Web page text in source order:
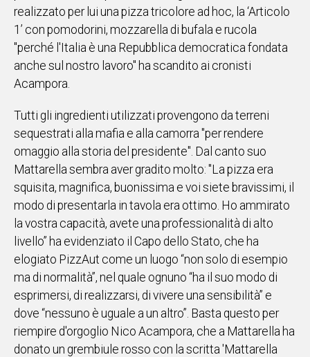
realizzato per lui una pizza tricolore ad hoc, la ‘Articolo
1’ con pomodorini, mozzarella di bufala e rucola
"perché l'Italia è una Repubblica democratica fondata
anche sul nostro lavoro" ha scandito ai cronisti
Acampora.
Tutti gli ingredienti utilizzati provengono da terreni
sequestrati alla mafia e alla camorra "per rendere
omaggio alla storia del presidente". Dal canto suo
Mattarella sembra aver gradito molto: "La pizza era
squisita, magnifica, buonissima e voi siete bravissimi, il
modo di presentarla in tavola era ottimo. Ho ammirato
la vostra capacità, avete una professionalità di alto
livello” ha evidenziato il Capo dello Stato, che ha
elogiato PizzAut come un luogo “non solo di esempio
ma di normalità”, nel quale ognuno “ha il suo modo di
esprimersi, di realizzarsi, di vivere una sensibilità” e
dove “nessuno è uguale a un altro”. Basta questo per
riempire d'orgoglio Nico Acampora, che a Mattarella ha
donato un grembiule rosso con la scritta 'Mattarella